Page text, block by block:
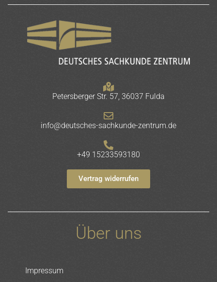
Petersberger Str. 57, 36037 Fulda
info@deutsches-sachkunde-zentrum.de
+49 15233593180
Vertrag widerrufen
Über uns
Impressum